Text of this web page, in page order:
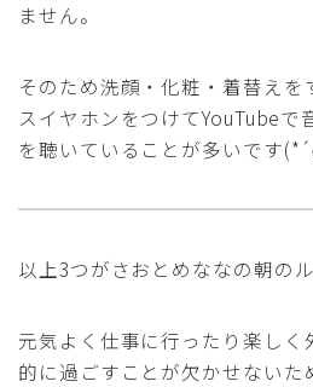
ません。
そのため洗顔・化粧・着替えを
スイヤホンをつけてYouTubeで
を聴いていることが多いです
以上3つがさおとめななの朝のル
元気よく仕事に行ったり楽しく
的に過ごすことが欠かせないた